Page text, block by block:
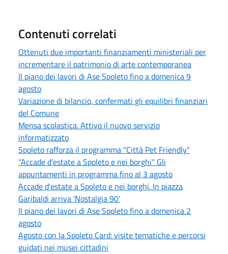
Contenuti correlati
Ottenuti due importanti finanziamenti ministeriali per
incrementare il patrimonio di arte contemporanea
Il piano dei lavori di Ase Spoleto fino a domenica 9
agosto
Variazione di bilancio, confermati gli equilibri finanziari
del Comune
Mensa scolastica. Attivo il nuovo servizio
informatizzato
Spoleto rafforza il programma "Città Pet Friendly"
"Accade d'estate a Spoleto e nei borghi" Gli
appuntamenti in programma fino al 3 agosto
Accade d'estate a Spoleto e nei borghi. In piazza
Garibaldi arriva 'Nostalgia 90'
Il piano dei lavori di Ase Spoleto fino a domenica 2
agosto
Agosto con la Spoleto Card: visite tematiche e percorsi
guidati nei musei cittadini